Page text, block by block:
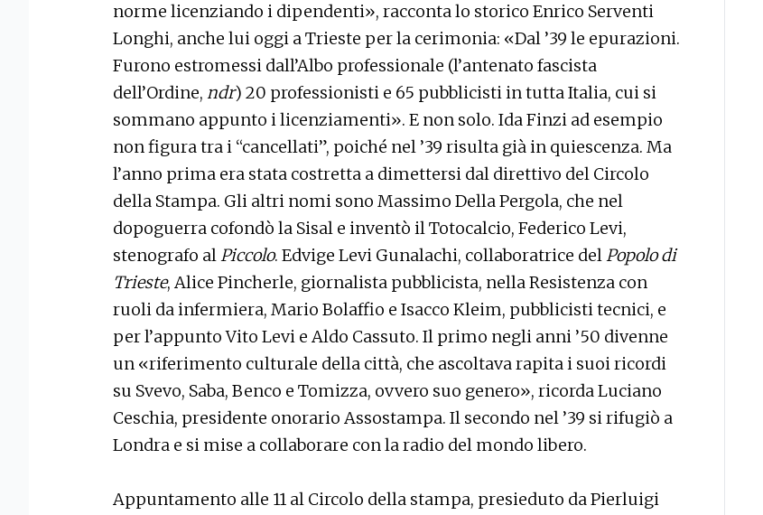
norme licenziando i dipendenti», racconta lo storico Enrico Serventi
Longhi, anche lui oggi a Trieste per la cerimonia: «Dal ’39 le epurazioni.
Furono estromessi dall’Albo professionale (l’antenato fascista
dell’Ordine, ndr) 20 professionisti e 65 pubblicisti in tutta Italia, cui si
sommano appunto i licenziamenti». E non solo. Ida Finzi ad esempio
non figura tra i “cancellati”, poiché nel ’39 risulta già in quiescenza. Ma
l’anno prima era stata costretta a dimettersi dal direttivo del Circolo
della Stampa. Gli altri nomi sono Massimo Della Pergola, che nel
dopoguerra cofondò la Sisal e inventò il Totocalcio, Federico Levi,
stenografo alPiccolo. Edvige Levi Gunalachi, collaboratrice delPopolo di
Trieste, Alice Pincherle, giornalista pubblicista, nella Resistenza con
ruoli da infermiera, Mario Bolaffio e Isacco Kleim, pubblicisti tecnici, e
per l’appunto Vito Levi e Aldo Cassuto. Il primo negli anni ’50 divenne
un «riferimento culturale della città, che ascoltava rapita i suoi ricordi
su Svevo, Saba, Benco e Tomizza, ovvero suo genero», ricorda Luciano
Ceschia, presidente onorario Assostampa. Il secondo nel ’39 si rifugiò a
Londra e si mise a collaborare con la radio del mondo libero.
Appuntamento alle 11 al Circolo della stampa, presieduto da Pierluigi